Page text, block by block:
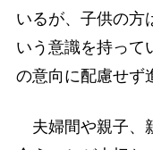
いるが、子供の方
いう意識を持って
の意向に配慮せず
夫婦間や親子、